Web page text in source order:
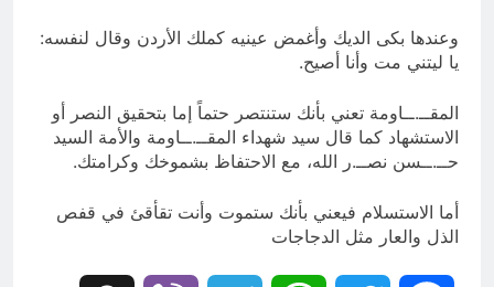
وعندها بكى الديك وأغمض عينيه كملك الأردن وقال لنفسه:
يا ليتني مت وأنا أصيح.
المقــ.ــاومة تعني بأنك ستنتصر حتماً إما بتحقيق النصر أو
الاستشهاد كما قال سيد شهداء المقــ.ــاومة والأمة السيد
حــ.ــسن نصــ.ر الله، مع الاحتفاظ بشموخك وكرامتك.
أما الاستسلام فيعني بأنك ستموت وأنت تقأقئ في قفص
الذل والعار مثل الدجاجات